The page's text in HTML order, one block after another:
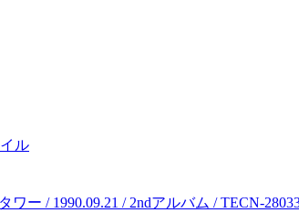
ル
ー / 1990.09.21 / 2ndアルバム / TECN-